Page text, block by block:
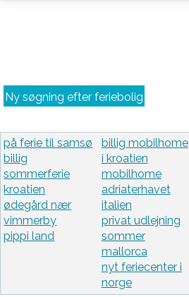
Ny søgning efter feriebolig
på ferie til samsø
billig
sommerferie
kroatien
ødegård nær
vimmerby
pippi land
billig mobilhome
i kroatien
mobilhome
adriaterhavet
italien
privat udlejning
sommer
mallorca
nyt feriecenter i
norge